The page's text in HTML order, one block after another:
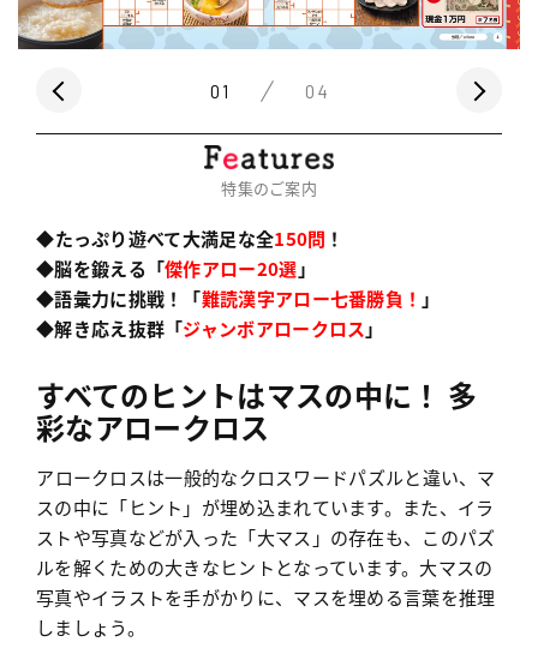
01 04
特集のご案内
◆たっぷり遊べて大満足な全150問 ！
◆脳を鍛える「傑作アロー20選」
◆語彙力に挑戦！「難読漢字アロー七番勝負！ 」
◆解き応え抜群「ジャンボアロークロス 」
すべてのヒントはマスの中に！ 多
彩なアロークロス
アロークロスは一般的なクロスワードパズルと違い、マ
スの中に「ヒント」が埋め込まれています。また、イラ
ストや写真などが入った「大マス」の存在も、このパズ
ルを解くための大きなヒントとなっています。大マスの
写真やイラストを手がかりに、マスを埋める言葉を推理
しましょう。